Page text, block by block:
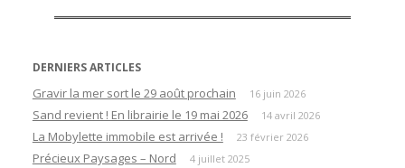
DERNIERS ARTICLES
Gravir la mer sort le 29 août prochain 16 juin 2026
Sand revient ! En librairie le 19 mai 2026 14 avril 2026
La Mobylette immobile est arrivée ! 23 février 2026
Précieux Paysages – Nord 4 juillet 2025